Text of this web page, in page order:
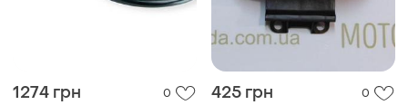
1274 грн 0 425 грн 0